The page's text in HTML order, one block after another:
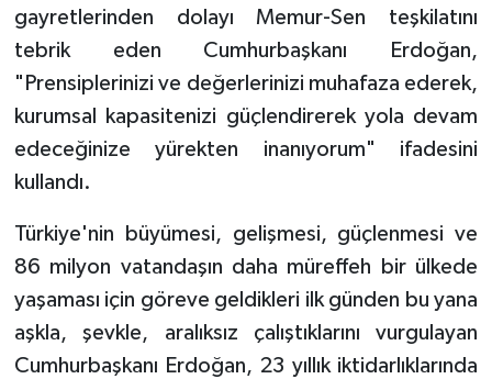
gayretlerinden dolayı Memur-Sen teşkilatını
tebrik eden Cumhurbaşkanı Erdoğan,
"Prensiplerinizi ve değerlerinizi muhafaza ederek,
kurumsal kapasitenizi güçlendirerek yola devam
edeceğinize yürekten inanıyorum" ifadesini
kullandı.
Türkiye'nin büyümesi, gelişmesi, güçlenmesi ve
86 milyon vatandaşın daha müreffeh bir ülkede
yaşaması için göreve geldikleri ilk günden bu yana
aşkla, şevkle, aralıksız çalıştıklarını vurgulayan
Cumhurbaşkanı Erdoğan, 23 yıllık iktidarlıklarında